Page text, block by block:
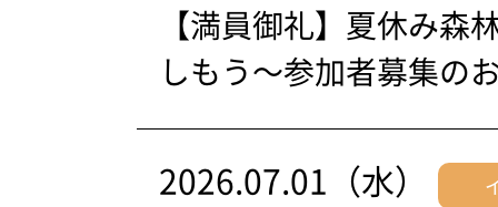
【満員御礼】夏休み森
しもう～参加者募集の
2026.07.01（水）